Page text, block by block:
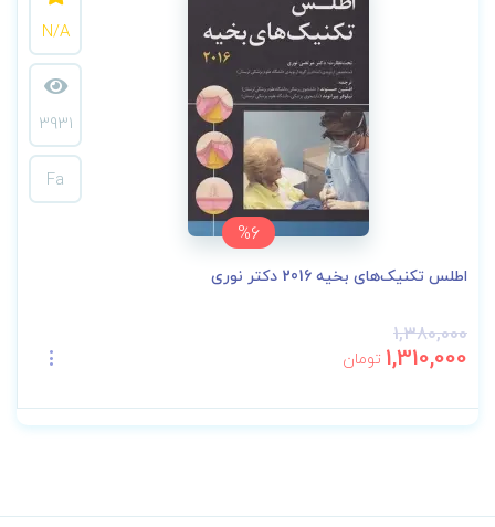
%6
N/A
3931
Fa
اطلس تکنیک‌های بخیه 2016 دکتر نوری
1,380,000
1,310,000 تومان